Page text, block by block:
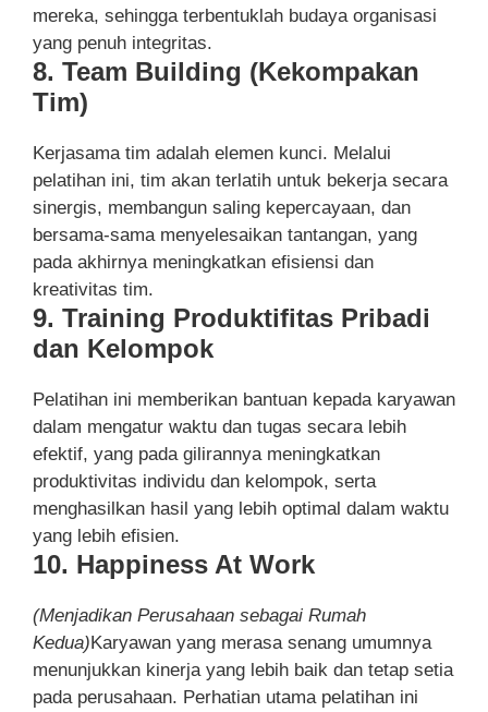
mereka, sehingga terbentuklah budaya organisasi
yang penuh integritas.
8. Team Building (Kekompakan
Tim)
Kerjasama tim adalah elemen kunci. Melalui
pelatihan ini, tim akan terlatih untuk bekerja secara
sinergis, membangun saling kepercayaan, dan
bersama-sama menyelesaikan tantangan, yang
pada akhirnya meningkatkan efisiensi dan
kreativitas tim.
9. Training Produktifitas Pribadi
dan Kelompok
Pelatihan ini memberikan bantuan kepada karyawan
dalam mengatur waktu dan tugas secara lebih
efektif, yang pada gilirannya meningkatkan
produktivitas individu dan kelompok, serta
menghasilkan hasil yang lebih optimal dalam waktu
yang lebih efisien.
10. Happiness At Work
(Menjadikan Perusahaan sebagai Rumah
Kedua)Karyawan yang merasa senang umumnya
menunjukkan kinerja yang lebih baik dan tetap setia
pada perusahaan. Perhatian utama pelatihan ini